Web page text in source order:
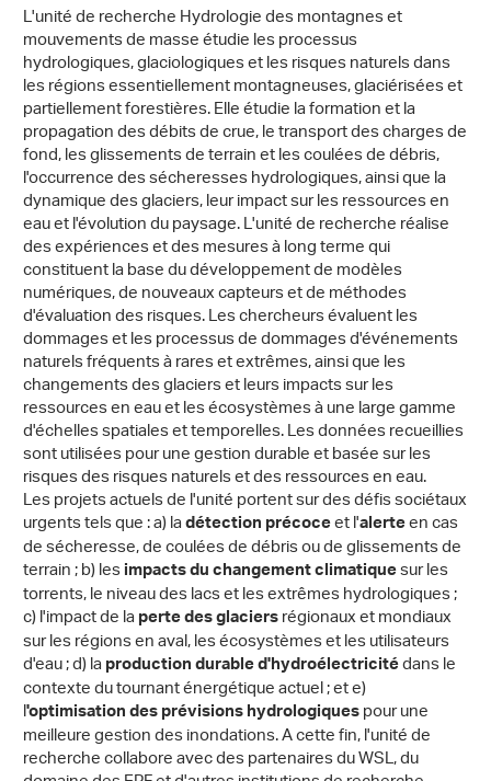
L'unité de recherche Hydrologie des montagnes et
mouvements de masse étudie les processus
hydrologiques, glaciologiques et les risques naturels dans
les régions essentiellement montagneuses, glaciérisées et
partiellement forestières. Elle étudie la formation et la
propagation des débits de crue, le transport des charges de
fond, les glissements de terrain et les coulées de débris,
l'occurrence des sécheresses hydrologiques, ainsi que la
dynamique des glaciers, leur impact sur les ressources en
eau et l'évolution du paysage. L'unité de recherche réalise
des expériences et des mesures à long terme qui
constituent la base du développement de modèles
numériques, de nouveaux capteurs et de méthodes
d'évaluation des risques. Les chercheurs évaluent les
dommages et les processus de dommages d'événements
naturels fréquents à rares et extrêmes, ainsi que les
changements des glaciers et leurs impacts sur les
ressources en eau et les écosystèmes à une large gamme
d'échelles spatiales et temporelles. Les données recueillies
sont utilisées pour une gestion durable et basée sur les
risques des risques naturels et des ressources en eau.
Les projets actuels de l'unité portent sur des défis sociétaux
urgents tels que : a) ladétection précoceet l'alerteen cas
de sécheresse, de coulées de débris ou de glissements de
terrain ; b) lesimpacts du changement climatiquesur les
torrents, le niveau des lacs et les extrêmes hydrologiques ;
c) l'impact de laperte des glaciersrégionaux et mondiaux
sur les régions en aval, les écosystèmes et les utilisateurs
d'eau ; d) laproduction durable d'hydroélectricitédans le
contexte du tournant énergétique actuel ; et e)
l'optimisation des prévisions hydrologiquespour une
meilleure gestion des inondations. A cette fin, l'unité de
recherche collabore avec des partenaires du WSL, du